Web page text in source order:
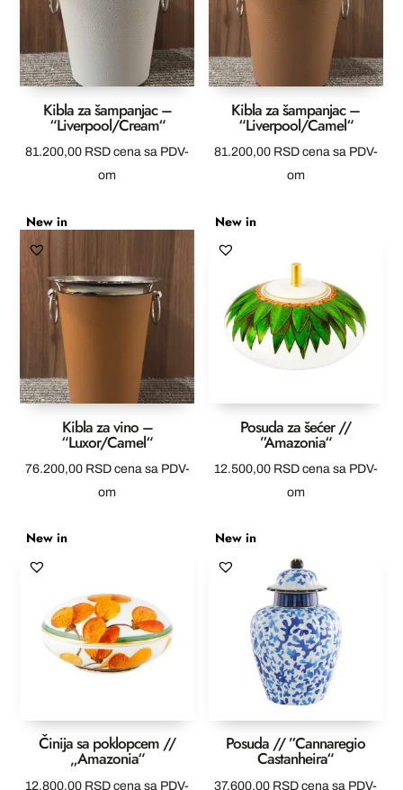
Kibla za šampanjac –
“Liverpool/Cream“
81.200,00 RSD cena sa PDV-
om
Kibla za šampanjac –
“Liverpool/Camel“
81.200,00 RSD cena sa PDV-
om
New in
Kibla za vino –
“Luxor/Camel“
76.200,00 RSD cena sa PDV-
om
New in
Posuda za šećer //
”Amazonia“
12.500,00 RSD cena sa PDV-
om
New in
Činija sa poklopcem //
„Amazonia“
12.800,00 RSD cena sa PDV-
New in
Posuda // ”Cannaregio
Castanheira“
37.600,00 RSD cena sa PDV-